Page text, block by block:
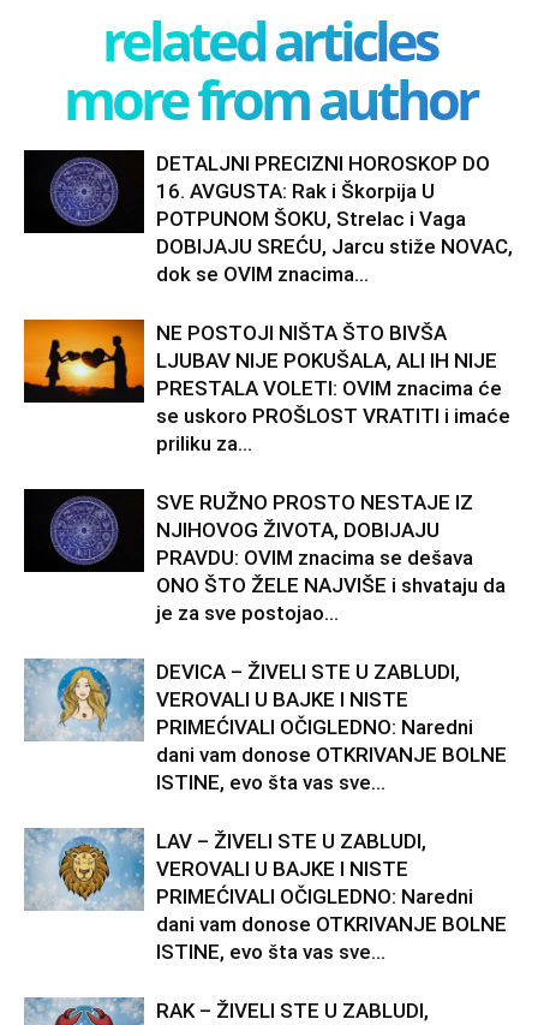
related articles
more from author
DETALJNI PRECIZNI HOROSKOP DO
16. AVGUSTA: Rak i Škorpija U
POTPUNOM ŠOKU, Strelac i Vaga
DOBIJAJU SREĆU, Jarcu stiže NOVAC,
dok se OVIM znacima...
NE POSTOJI NIŠTA ŠTO BIVŠA
LJUBAV NIJE POKUŠALA, ALI IH NIJE
PRESTALA VOLETI: OVIM znacima će
se uskoro PROŠLOST VRATITI i imaće
priliku za...
SVE RUŽNO PROSTO NESTAJE IZ
NJIHOVOG ŽIVOTA, DOBIJAJU
PRAVDU: OVIM znacima se dešava
ONO ŠTO ŽELE NAJVIŠE i shvataju da
je za sve postojao...
DEVICA – ŽIVELI STE U ZABLUDI,
VEROVALI U BAJKE I NISTE
PRIMEĆIVALI OČIGLEDNO: Naredni
dani vam donose OTKRIVANJE BOLNE
ISTINE, evo šta vas sve...
LAV – ŽIVELI STE U ZABLUDI,
VEROVALI U BAJKE I NISTE
PRIMEĆIVALI OČIGLEDNO: Naredni
dani vam donose OTKRIVANJE BOLNE
ISTINE, evo šta vas sve...
RAK – ŽIVELI STE U ZABLUDI,